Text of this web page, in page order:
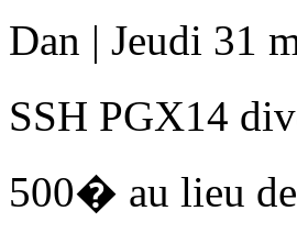
Dan | Jeudi 31
SSH PGX14
500� au lieu